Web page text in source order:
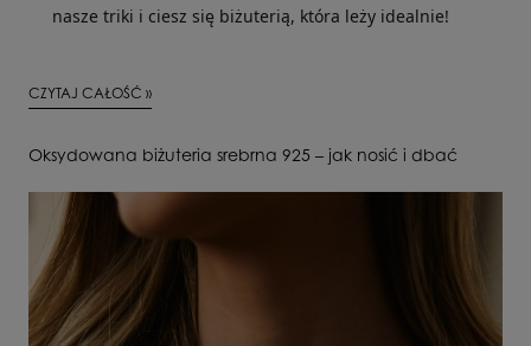
nasze triki i ciesz się biżuterią, która leży idealnie!
CZYTAJ CAŁOŚĆ »
Oksydowana biżuteria srebrna 925 – jak nosić i dbać